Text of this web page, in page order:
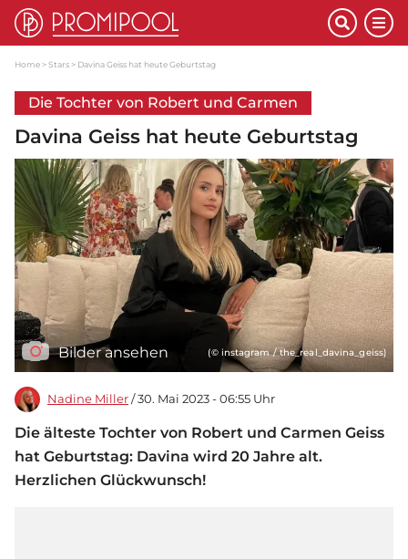
Home Stars Davina Geiss hat heute Geburtstag
Die Tochter von Robert und Carmen
Davina Geiss hat heute Geburtstag
Bilder ansehen (© instagram / the_real_davina_geiss)
Nadine Miller / 30. Mai 2023 - 06:55 Uhr
Die älteste Tochter von Robert und Carmen Geiss
hat Geburtstag: Davina wird 20 Jahre alt.
Herzlichen Glückwunsch!